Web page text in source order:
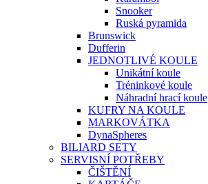
Snooker
Ruská pyramida
Brunswick
Dufferin
JEDNOTLIVÉ KOULE
Unikátní koule
Tréninkové koule
Náhradní hrací koule
KUFRY NA KOULE
MARKOVÁTKA
DynaSpheres
BILIARD SETY
SERVISNÍ POTŘEBY
ČIŠTĚNÍ